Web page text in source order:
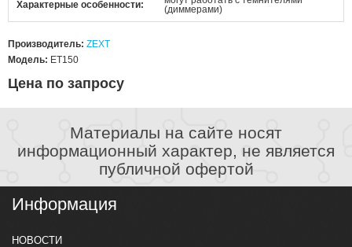
Характерные особенности
(диммерами)
Производитель: ZEXT
Модель: ET150
Цена по запросу
Материалы на сайте носят
информационный характер, не является
публичной офертой
Информация
НОВОСТИ